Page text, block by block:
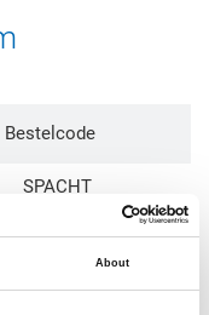
About
Bestelcode
SPACHT
die voorzien zijn
hoeveelheden